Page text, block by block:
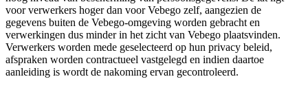
voor verwerkers hoger dan voor Vebego zelf, aangezien de
gegevens buiten de Vebego-omgeving worden gebracht en
verwerkingen dus minder in het zicht van Vebego plaatsvinden.
Verwerkers worden mede geselecteerd op hun privacy beleid,
afspraken worden contractueel vastgelegd en indien daartoe
aanleiding is wordt de nakoming ervan gecontroleerd.